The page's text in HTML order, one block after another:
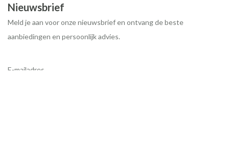
Nieuwsbrief
Meld je aan voor onze nieuwsbrief en ontvang de beste
aanbiedingen en persoonlijk advies.
E-mailadres